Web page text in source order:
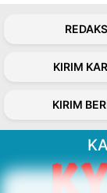
KIRIM
KIRIM